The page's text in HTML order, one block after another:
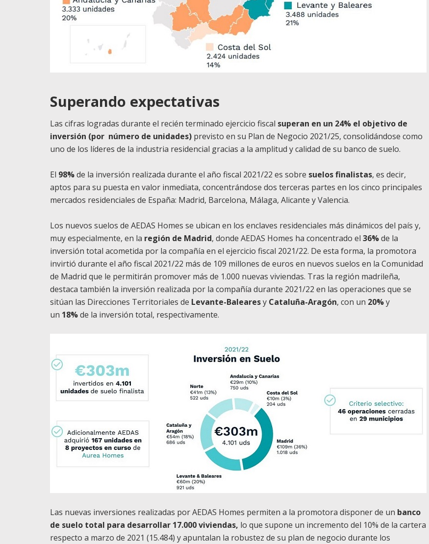
Superando expectativas
Las cifras logradas durante el recién terminado ejercicio fiscal superan en un 24% el objetivo de
inversión (por número de unidades) previsto en su Plan de Negocio 2021/25, consolidándose como
uno de los líderes de la industria residencial gracias a la amplitud y calidad de su banco de suelo.
El 98%de la inversión realizada durante el año fiscal 2021/22 es sobre suelos finalistas, es decir,
aptos para su puesta en valor inmediata, concentrándose dos terceras partes en los cinco principales
mercados residenciales de España: Madrid, Barcelona, Málaga, Alicante y Valencia.
Los nuevos suelos de AEDAS Homes se ubican en los enclaves residenciales más dinámicos del país y,
muy especialmente, en la región de Madrid, donde AEDAS Homes ha concentrado el 36%de la
inversión total acometida por la compañía en el ejercicio fiscal 2021/22. De esta forma, la promotora
invirtió durante el año fiscal 2021/22 más de 109 millones de euros en nuevos suelos en la Comunidad
de Madrid que le permitirán promover más de 1.000 nuevas viviendas. Tras la región madrileña,
destaca también la inversión realizada por la compañía durante 2021/22 en las operaciones que se
sitúan las Direcciones Territoriales de Levante-Balearesy Cataluña-Aragón, con un 20%y
un 18%de la inversión total, respectivamente.
Las nuevas inversiones realizadas por AEDAS Homes permiten a la promotora disponer de un banco
de suelo total para desarrollar 17.000 viviendas, lo que supone un incremento del 10% de la cartera
respecto a marzo de 2021 (15.484) y apuntalan la robustez de su plan de negocio durante los